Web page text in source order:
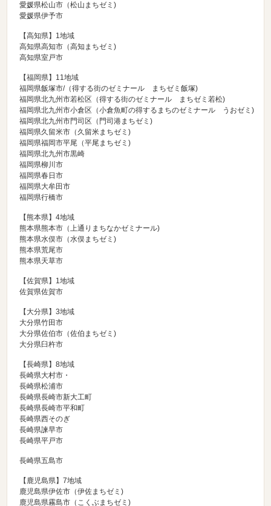
愛媛県松山市（松山まちゼミ)
愛媛県伊予市
【高知県】1地域
高知県高知市（高知まちゼミ)
高知県室戸市
【福岡県】11地域
福岡県飯塚市/（得する街のゼミナール まちゼミ飯塚)
福岡県北九州市若松区（得する街のゼミナール まちゼミ若松)
福岡県北九州市小倉区（小倉魚町の得するまちのゼミナール うおゼミ)
福岡県北九州市門司区（ 門司港まちゼミ)
福岡県久留米市（ 久留米まちゼミ)
福岡県福岡市平尾（平尾まちゼミ)
福岡県北九州市黒崎
福岡県柳川市
福岡県春日市
福岡県大牟田市
福岡県行橋市
【熊本県】4地域
熊本県熊本市（上通りまちなかゼミナール)
熊本県水俣市（水俣まちゼミ)
熊本県荒尾市
熊本県天草市
【佐賀県】1地域
佐賀県佐賀市
【大分県】3地域
大分県竹田市
大分県佐伯市（佐伯まちゼミ)
大分県臼杵市
【長崎県】8地域
長崎県大村市・
長崎県松浦市
長崎県長崎市新大工町
長崎県長崎市平和町
長崎県西そのぎ
長崎県諫早市
長崎県平戸市
長崎県五島市
【鹿児島県】7地域
鹿児島県伊佐市（伊佐まちゼミ)
鹿児島県霧島市（ こくぶまちゼミ)